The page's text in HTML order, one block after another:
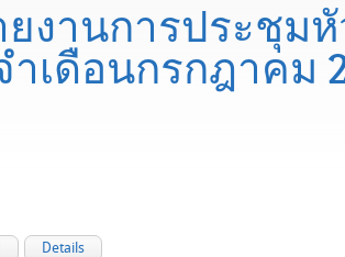
ยงานการประชุม
ำเดือนกรกฎาคม
Details